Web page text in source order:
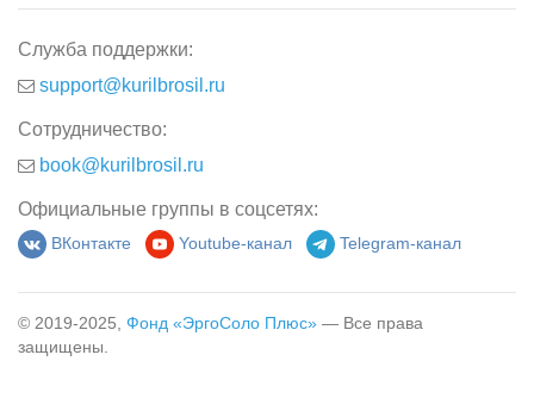
Служба поддержки:
support@kurilbrosil.ru
Сотрудничество:
book@kurilbrosil.ru
Официальные группы в соцсетях:
ВКонтакте Youtube-канал Telegram-канал
© 2019-2025, Фонд «ЭргоСоло Плюс» — Все права
защищены.